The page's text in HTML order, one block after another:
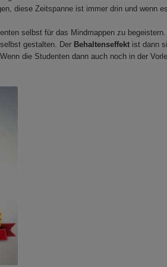
diese Zeitspanne ist immer drin und wenn
selbst für das Mindmappen zu
gestalten. Der Behaltenseffekt ist dann
die Studenten dann auch noch in der